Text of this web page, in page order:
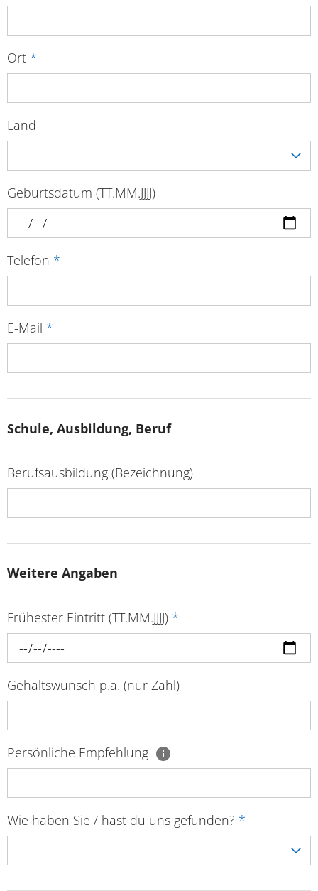
Ort *
Land
---
Geburtsdatum (TT.MM.JJJJ)
Telefon *
E-Mail *
Schule, Ausbildung, Beruf
Berufsausbildung (Bezeichnung)
Weitere Angaben
Frühester Eintritt (TT.MM.JJJJ) *
Gehaltswunsch p.a. (nur Zahl)
Persönliche Empfehlung
Wie haben Sie / hast du uns gefunden? *
---